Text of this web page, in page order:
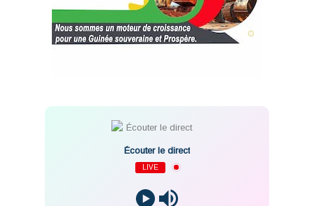
Écouter le direct
LIVE